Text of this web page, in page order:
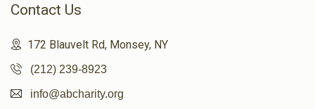
Contact Us
172 Blauvelt Rd, Monsey, NY
(212) 239-8923
info@abcharity.org